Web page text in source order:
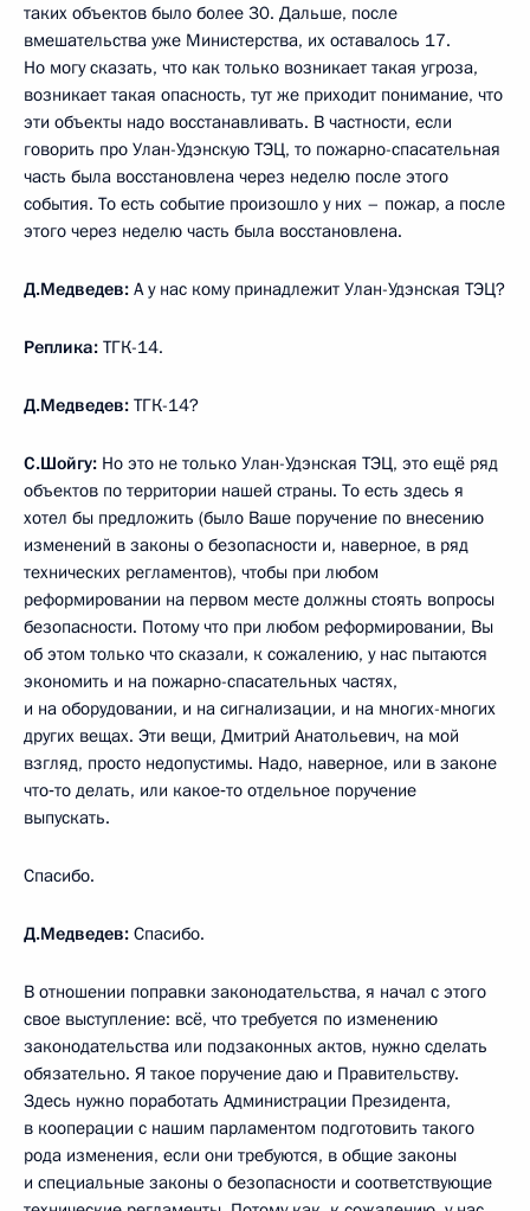
таких объектов было более 30. Дальше, после
вмешательства уже Министерства, их оставалось 17.
Но могу сказать, что как только возникает такая угроза,
возникает такая опасность, тут же приходит понимание, что
эти объекты надо восстанавливать. В частности, если
говорить про Улан-Удэнскую ТЭЦ, то пожарно-спасательная
часть была восстановлена через неделю после этого
события. То есть событие произошло у них – пожар, а после
этого через неделю часть была восстановлена.
Д.Медведев: А у нас кому принадлежит Улан-Удэнская ТЭЦ?
Реплика: ТГК-14.
Д.Медведев: ТГК-14?
С.Шойгу: Но это не только Улан-Удэнская ТЭЦ, это ещё ряд
объектов по территории нашей страны. То есть здесь я
хотел бы предложить (было Ваше поручение по внесению
изменений в законы о безопасности и, наверное, в ряд
технических регламентов), чтобы при любом
реформировании на первом месте должны стоять вопросы
безопасности. Потому что при любом реформировании, Вы
об этом только что сказали, к сожалению, у нас пытаются
экономить и на пожарно-спасательных частях,
и на оборудовании, и на сигнализации, и на многих-многих
других вещах. Эти вещи, Дмитрий Анатольевич, на мой
взгляд, просто недопустимы. Надо, наверное, или в законе
что‑то делать, или какое‑то отдельное поручение
выпускать.
Спасибо.
Д.Медведев: Спасибо.
В отношении поправки законодательства, я начал с этого
свое выступление: всё, что требуется по изменению
законодательства или подзаконных актов, нужно сделать
обязательно. Я такое поручение даю и Правительству.
Здесь нужно поработать Администрации Президента,
в кооперации с нашим парламентом подготовить такого
рода изменения, если они требуются, в общие законы
и специальные законы о безопасности и соответствующие